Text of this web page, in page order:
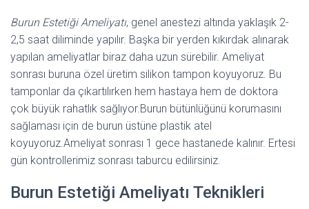
Burun Estetiği Ameliyatı, genel anestezi altında yaklaşık 2-
2,5 saat diliminde yapılır. Başka bir yerden kıkırdak alınarak
yapılan ameliyatlar biraz daha uzun sürebilir. Ameliyat
sonrası buruna özel üretim silikon tampon koyuyoruz. Bu
tamponlar da çıkartılırken hem hastaya hem de doktora
çok büyük rahatlık sağlıyor.Burun bütünlüğünü korumasını
sağlaması için de burun üstüne plastik atel
koyuyoruz.Ameliyat sonrası 1 gece hastanede kalınır. Ertesi
gün kontrollerimiz sonrası taburcu edilirsiniz.
Burun Estetiği Ameliyatı Teknikleri